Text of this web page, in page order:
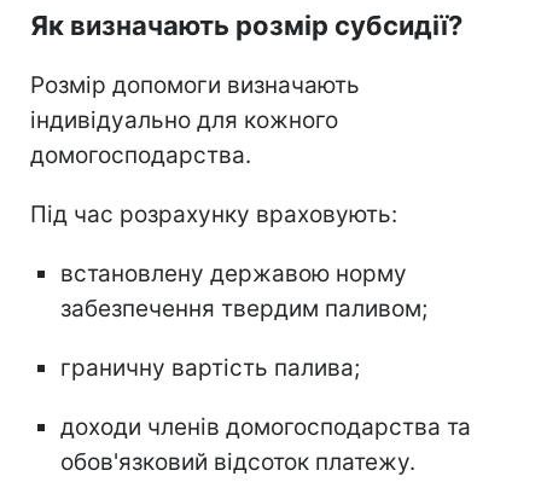
Як визначають розмір субсидії?
Розмір допомоги визначають
індивідуально для кожного
домогосподарства.
Під час розрахунку враховують:
встановлену державою норму
забезпечення твердим паливом;
граничну вартість палива;
доходи членів домогосподарства та
обов'язковий відсоток платежу.